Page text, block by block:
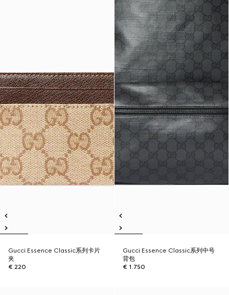
Gucci Essence Classic系列卡片
夹
€ 220
Gucci Essence Classic系列中号
背包
€ 1.750